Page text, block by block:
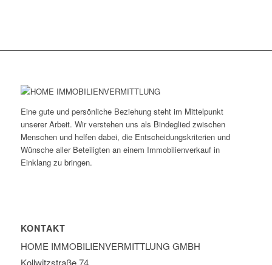
Eine gute und persönliche Beziehung steht im Mittelpunkt
unserer Arbeit. Wir verstehen uns als Bindeglied zwischen
Menschen und helfen dabei, die Entscheidungskriterien und
Wünsche aller Beteiligten an einem Immobilienverkauf in
Einklang zu bringen.
KONTAKT
HOME IMMOBILIEN­VERMITTLUNG GMBH
Kollwitzstraße 74